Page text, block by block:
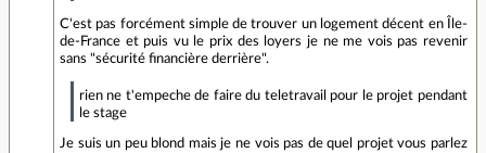
C'est pas forcément simple de trouver un logement décent en Île-
de-France et puis vu le prix des loyers je ne me vois pas revenir
sans "sécurité financière derrière".
rien ne t'empeche de faire du teletravail pour le projet pendant
le stage
Je suis un peu blond mais je ne vois pas de quel projet vous parlez